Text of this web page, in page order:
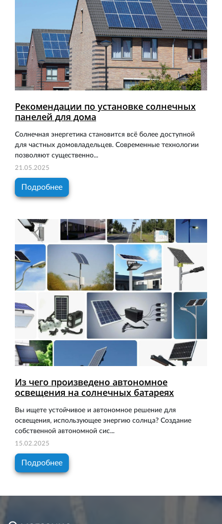
Рекомендации по установке солнечных
панелей для дома
Солнечная энергетика становится всё более доступной
для частных домовладельцев. Современные технологии
позволяют существенно...
21.05.2025
Подробнее
Из чего произведено автономное
освещения на солнечных батареях
Вы ищете устойчивое и автономное решение для
освещения, использующее энергию солнца? Создание
собственной автономной сис...
15.02.2025
Подробнее